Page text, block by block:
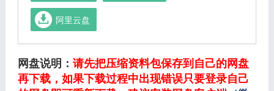
阿里云盘
网盘说明： 请先把压缩资料包保存到自己的网盘
再下载，如果下载过程中出现错误只要登录自己